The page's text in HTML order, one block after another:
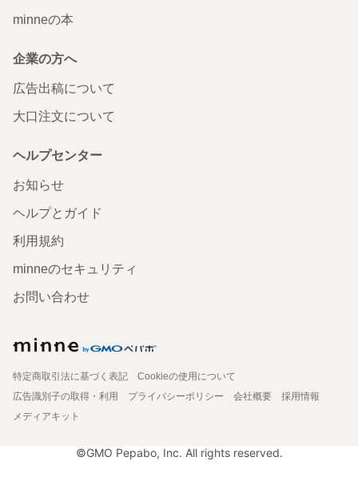
minneの本
企業の方へ
広告出稿について
大口注文について
ヘルプセンター
お知らせ
ヘルプとガイド
利用規約
minneのセキュリティ
お問い合わせ
特定商取引法に基づく表記
Cookieの使用について
広告識別子の取得・利用
プライバシーポリシー 会社概要
採用情報
メディアキット
©GMO Pepabo, Inc. All rights reserved.